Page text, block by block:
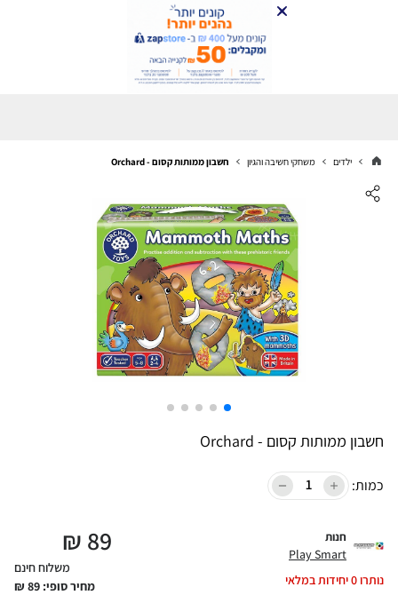
ילדים משחקי חשיבה והגיון חשבון ממותות קסום - Orchard
חשבון ממותות קסום - Orchard
כמות:
חנות
Play Smart
נותרו0יחידות במלאי
89
₪
משלוח חינם
מחיר סופי: 89
₪